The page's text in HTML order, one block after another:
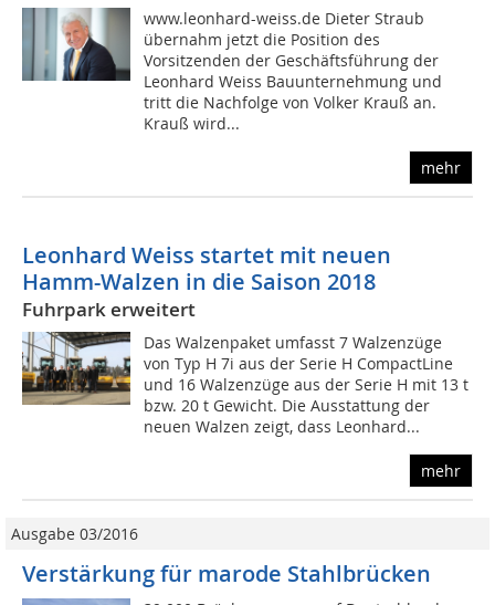
www.leonhard-weiss.de Dieter Straub
übernahm jetzt die Position des
Vorsitzenden der Geschäftsführung der
Leonhard Weiss Bauunternehmung und
tritt die Nachfolge von Volker Krauß an.
Krauß wird...
mehr
Leonhard Weiss startet mit neuen
Hamm-Walzen in die Saison 2018
Fuhrpark erweitert
Das Walzenpaket umfasst 7 Walzenzüge
von Typ H 7i aus der Serie H CompactLine
und 16 Walzenzüge aus der Serie H mit 13 t
bzw. 20 t Gewicht. Die Ausstattung der
neuen Walzen zeigt, dass Leonhard...
mehr
Ausgabe 03/2016
Verstärkung für marode Stahlbrücken